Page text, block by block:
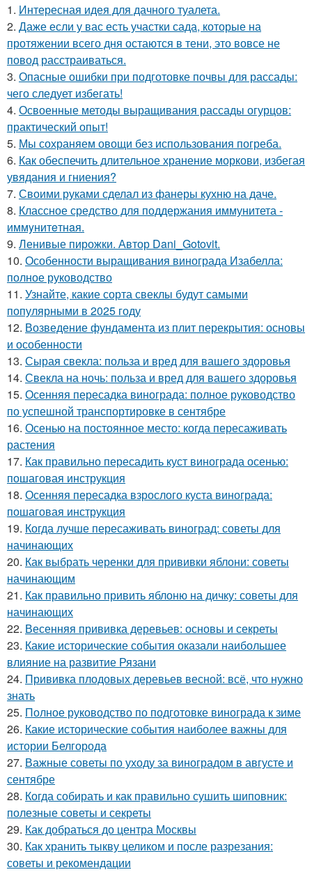
1. Интересная идея для дачного туалета.
2. Даже если у вас есть участки сада, которые на
протяжении всего дня остаются в тени, это вовсе не
повод расстраиваться.
3. Опасные ошибки при подготовке почвы для рассады:
чего следует избегать!
4. Освоенные методы выращивания рассады огурцов:
практический опыт!
5. Мы сохраняем овощи без использования погреба.
6. Как обеспечить длительное хранение моркови, избегая
увядания и гниения?
7. Своими руками сделал из фанеры кухню на даче.
8. Классное средство для поддержания иммунитета -
иммyнитeтнaя.
9. Ленивые пирожки. Автор Dani_Gotovit.
10. Особенности выращивания винограда Изабелла:
полное руководство
11. Узнайте, какие сорта свеклы будут самыми
популярными в 2025 году
12. Возведение фундамента из плит перекрытия: основы
и особенности
13. Сырая свекла: польза и вред для вашего здоровья
14. Свекла на ночь: польза и вред для вашего здоровья
15. Осенняя пересадка винограда: полное руководство
по успешной транспортировке в сентябре
16. Осенью на постоянное место: когда пересаживать
растения
17. Как правильно пересадить куст винограда осенью:
пошаговая инструкция
18. Осенняя пересадка взрослого куста винограда:
пошаговая инструкция
19. Когда лучше пересаживать виноград: советы для
начинающих
20. Как выбрать черенки для прививки яблони: советы
начинающим
21. Как правильно привить яблоню на дичку: советы для
начинающих
22. Весенняя прививка деревьев: основы и секреты
23. Какие исторические события оказали наибольшее
влияние на развитие Рязани
24. Прививка плодовых деревьев весной: всё, что нужно
знать
25. Полное руководство по подготовке винограда к зиме
26. Какие исторические события наиболее важны для
истории Белгорода
27. Важные советы по уходу за виноградом в августе и
сентябре
28. Когда собирать и как правильно сушить шиповник:
полезные советы и секреты
29. Как добраться до центра Москвы
30. Как хранить тыкву целиком и после разрезания:
советы и рекомендации